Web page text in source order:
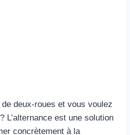
deux-roues et vous voulez
L’alternance est une solution
concrètement à la